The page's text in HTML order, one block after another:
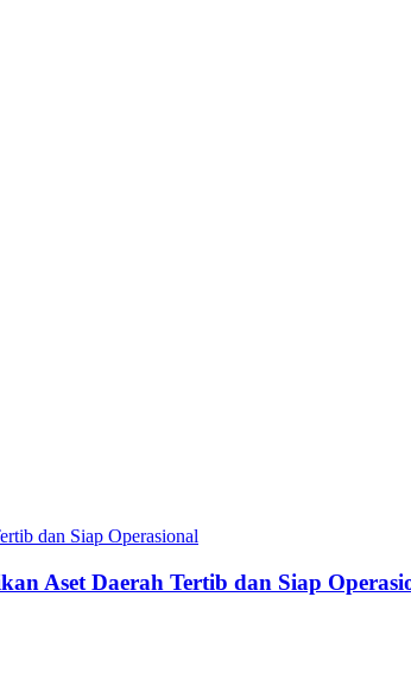
Aset Daerah Tertib dan Siap